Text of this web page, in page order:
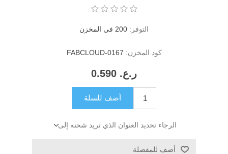
التوفر: 200 فى المخزن
كود المخزن: FABCLOUD-0167
ر.ع.‏‏ 0.590
أضف للسلة
الرجاء تحديد العنوان الذي تريد شحنه إلى
أضف للمفضلة